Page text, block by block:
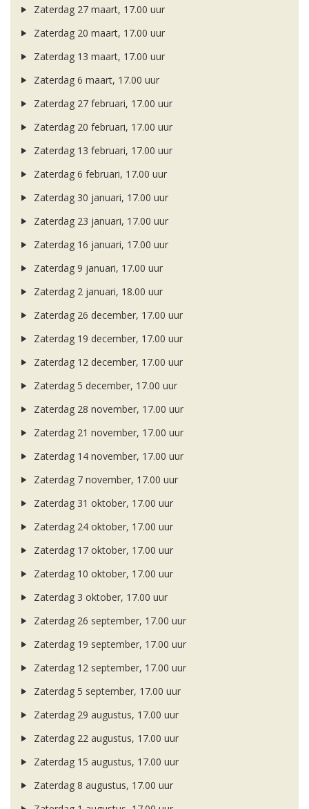
Zaterdag 27 maart, 17.00 uur
Zaterdag 20 maart, 17.00 uur
Zaterdag 13 maart, 17.00 uur
Zaterdag 6 maart, 17.00 uur
Zaterdag 27 februari, 17.00 uur
Zaterdag 20 februari, 17.00 uur
Zaterdag 13 februari, 17.00 uur
Zaterdag 6 februari, 17.00 uur
Zaterdag 30 januari, 17.00 uur
Zaterdag 23 januari, 17.00 uur
Zaterdag 16 januari, 17.00 uur
Zaterdag 9 januari, 17.00 uur
Zaterdag 2 januari, 18.00 uur
Zaterdag 26 december, 17.00 uur
Zaterdag 19 december, 17.00 uur
Zaterdag 12 december, 17.00 uur
Zaterdag 5 december, 17.00 uur
Zaterdag 28 november, 17.00 uur
Zaterdag 21 november, 17.00 uur
Zaterdag 14 november, 17.00 uur
Zaterdag 7 november, 17.00 uur
Zaterdag 31 oktober, 17.00 uur
Zaterdag 24 oktober, 17.00 uur
Zaterdag 17 oktober, 17.00 uur
Zaterdag 10 oktober, 17.00 uur
Zaterdag 3 oktober, 17.00 uur
Zaterdag 26 september, 17.00 uur
Zaterdag 19 september, 17.00 uur
Zaterdag 12 september, 17.00 uur
Zaterdag 5 september, 17.00 uur
Zaterdag 29 augustus, 17.00 uur
Zaterdag 22 augustus, 17.00 uur
Zaterdag 15 augustus, 17.00 uur
Zaterdag 8 augustus, 17.00 uur